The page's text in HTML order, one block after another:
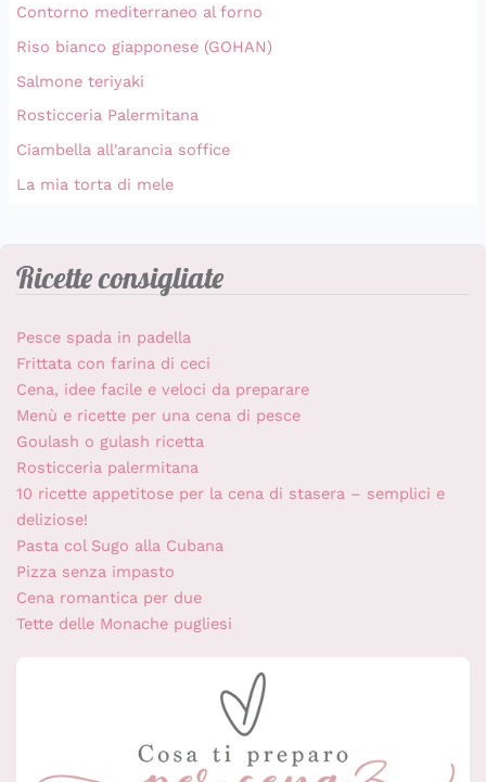
Contorno mediterraneo al forno
Riso bianco giapponese (GOHAN)
Salmone teriyaki
Rosticceria Palermitana
Ciambella all'arancia soffice
La mia torta di mele
Ricette consigliate
Pesce spada in padella
Frittata con farina di ceci
Cena, idee facile e veloci da preparare
Menù e ricette per una cena di pesce
Goulash o gulash ricetta
Rosticceria palermitana
10 ricette appetitose per la cena di stasera – semplici e
deliziose!
Pasta col Sugo alla Cubana
Pizza senza impasto
Cena romantica per due
Tette delle Monache pugliesi